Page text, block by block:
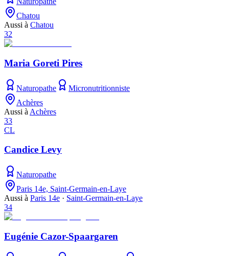
Chatou
Aussi à Chatou
32
Maria Goreti Pires
Naturopathe
Micronutritionniste
Achères
Aussi à Achères
33
CL
Candice Levy
Naturopathe
Paris 14e, Saint-Germain-en-Laye
Aussi à Paris 14e · Saint-Germain-en-Laye
34
Eugénie Cazor-Spaargaren